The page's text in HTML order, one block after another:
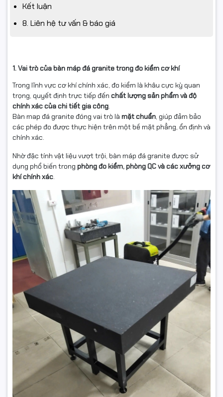
Kết luận
8. Liên hệ tư vấn & báo giá
1. Vai trò của bàn máp đá granite trong đo kiểm cơ khí
Trong lĩnh vực cơ khí chính xác, đo kiểm là khâu cực kỳ quan
trọng, quyết định trực tiếp đến chất lượng sản phẩm và độ
chính xác của chi tiết gia công
Bàn map đá granite đóng vai trò là mặt chuẩn , giúp đảm bảo
các phép đo được thực hiện trên một bề mặt phẳng, ổn định và
chính xác.
Nhờ đặc tính vật liệu vượt trội, bàn máp đá granite được sử
dụng phổ biến trong phòng đo kiểm, phòng QC và các xưởng cơ
khí chính xác